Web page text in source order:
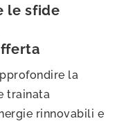
le sfide
la
trainata
rinnovabili e